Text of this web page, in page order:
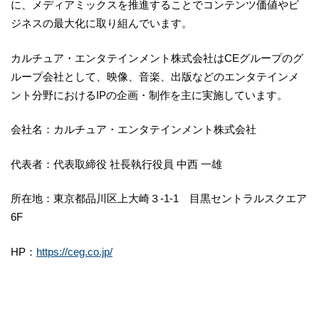
に、メディアミックスを推進することでコンテンツ価値やビ
ジネスの最大化に取り組んでいます。
カルチュア・エンタテインメント株式会社はCEグループのグ
ループ会社として、映像、音楽、出版などのエンタテインメ
ント分野におけるIPの企画・制作を主に実施しています。
会社名：カルチュア・エンタテインメント株式会社
代表者：代表取締役 社長執行役員 中西 一雄
所在地：東京都品川区上大崎３-1-1 目黒セントラルスクエア
6F
HP： https://ceg.co.jp/